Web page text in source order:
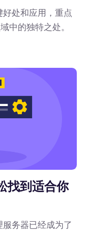
处和应用，重点
中的独特之处。
找到适合你
务器已经成为了